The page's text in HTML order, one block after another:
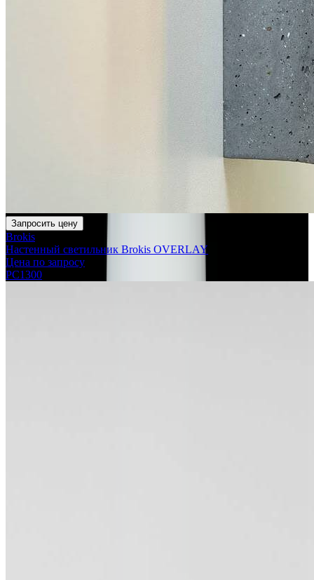
Запросить цену
Brokis
Настенный светильник Brokis OVERLAY
Цена по запросу
PC1300